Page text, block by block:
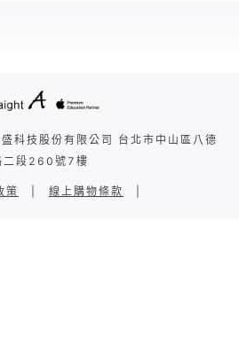
技股份有限公司 台北市中山區八德
二段260號7樓
策 線上購物條款